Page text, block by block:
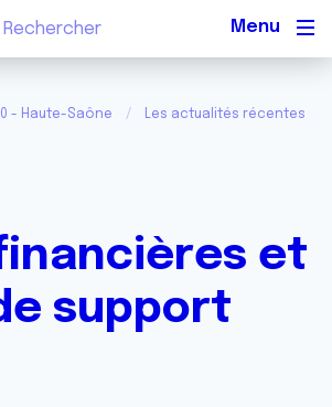
- Haute-Saône Les actualités récentes
et
support